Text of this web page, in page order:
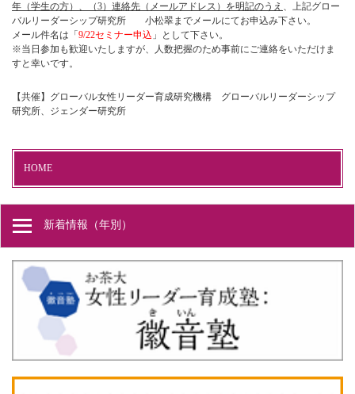
年（学生の方）、（3）連絡先（メールアドレス）を明記のうえ 、上記グロー
バルリーダーシップ研究所 小松翠までメールにてお申込み下さい。
メール件名は「 9/22セミナー申込 」として下さい。
※当日参加も歓迎いたしますが、人数把握のため事前にご連絡をいただけま
すと幸いです。
【共催】グローバル女性リーダー育成研究機構 グローバルリーダーシップ
研究所、ジェンダー研究所
HOME
新着情報（年別）